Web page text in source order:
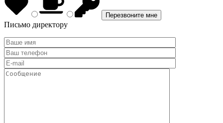
Письмо директору